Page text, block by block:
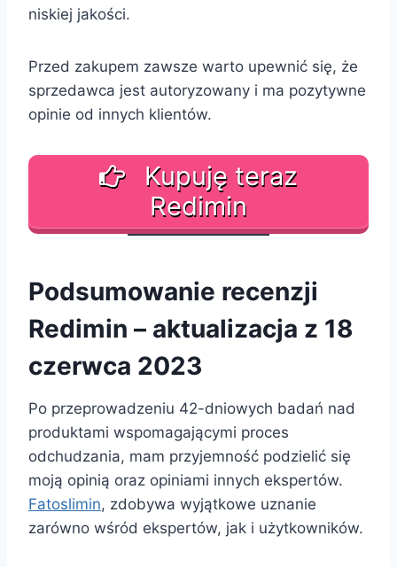
niskiej jakości.
Przed zakupem zawsze warto upewnić się, że
sprzedawca jest autoryzowany i ma pozytywne
opinie od innych klientów.
Kupuję teraz
Redimin
Podsumowanie recenzji
Redimin – aktualizacja z 18
czerwca 2023
Po przeprowadzeniu 42-dniowych badań nad
produktami wspomagającymi proces
odchudzania, mam przyjemność podzielić się
moją opinią oraz opiniami innych ekspertów.
Fatoslimin, zdobywa wyjątkowe uznanie
zarówno wśród ekspertów, jak i użytkowników.